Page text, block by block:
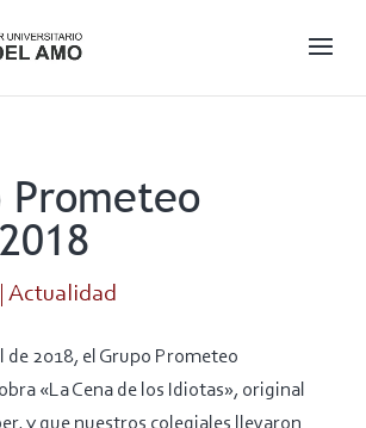
Prometeo
Actualidad
de 2018, el Grupo Prometeo
«La Cena de los Idiotas», original
y que nuestros colegiales llevaron